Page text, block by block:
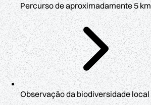
Percurso de aproximadamente 5 km
Observação da biodiversidade local